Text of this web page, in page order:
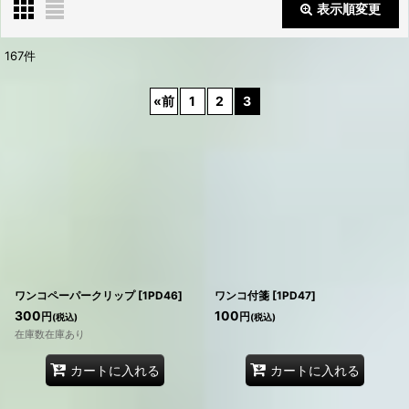
表示順変更
167件
«前 1 2 3
ワンコペーパークリップ [1PD46]
300 円 (税込)
在庫数在庫あり
カートに入れる
ワンコ付箋 [1PD47]
100 円 (税込)
カートに入れる